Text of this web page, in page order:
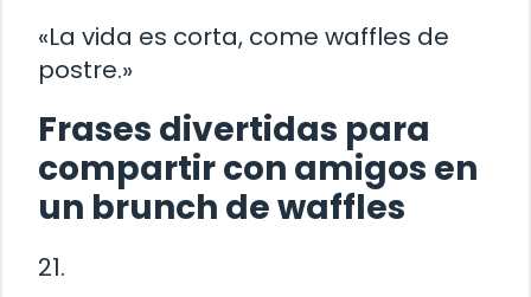
«La vida es corta, come waffles de
postre.»
Frases divertidas para
compartir con amigos en
un brunch de waffles
21.